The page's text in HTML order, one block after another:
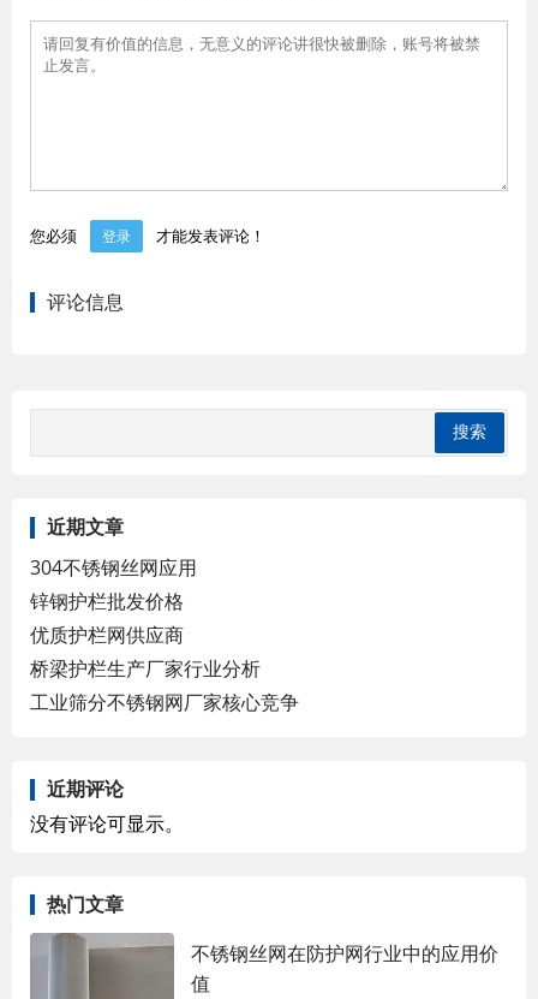
您必须 登录 才能发表评论！
评论信息
近期文章
304不锈钢丝网应用
锌钢护栏批发价格
优质护栏网供应商
桥梁护栏生产厂家行业分析
工业筛分不锈钢网厂家核心竞争
近期评论
没有评论可显示。
热门文章
不锈钢丝网在防护网行业中的应用价
值